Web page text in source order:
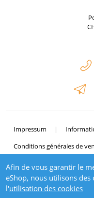
Afin de vous garantir le
eShop, nous utilisons des
l'utilisation des cookies
Impressum
Conditions générales de